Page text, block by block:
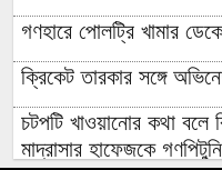
গণহারে পোলট্রি খামার
ক্রিকেট তারকার সঙ্গে
চটপটি খাওয়ানোর কথা বলে
মাদ্রাসার হাফেজকে গণপিটুনি